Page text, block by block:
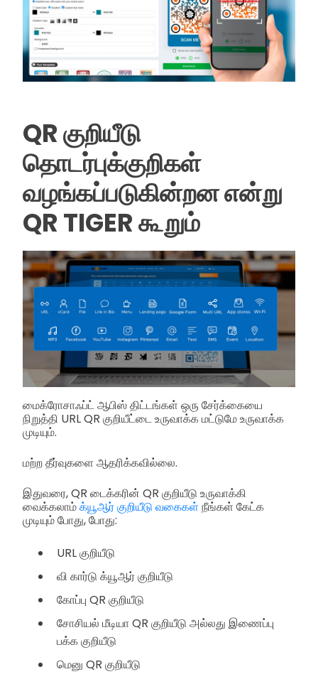
QR குறியீடு
தொடர்புக்குறிகள்
வழங்கப்படுகின்றன என்று
QR TIGER கூறும்
மைக்ரோசாஃப்ட் ஆபிஸ் திட்டங்கள் ஒரு சேர்க்கையை
நிறுத்தி URL QR குறியீட்டை உருவாக்க மட்டுமே உருவாக்க
முடியும்.
மற்ற தீர்வுகளை ஆதரிக்கவில்லை.
இதுவரை, QR டைக்கரின் QR குறியீடு உருவாக்கி
வைக்கலாம்க்யூஆர் குறியீடு வகைகள் நீங்கள் கேட்க
முடியும் போது, போது:
URL குறியீடு
வி கார்டு க்யூஆர் குறியீடு
கோப்பு QR குறியீடு
சோசியல் மீடியா QR குறியீடு அல்லது இணைப்பு
பக்க குறியீடு
மெனு QR குறியீடு